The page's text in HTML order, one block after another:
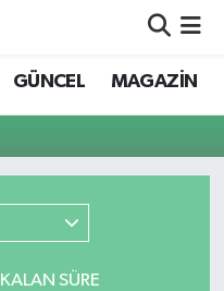
GÜNCEL MAGAZİN
SÜRE